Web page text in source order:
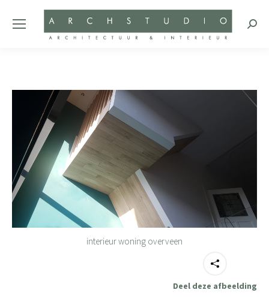
interieur woning overveen
Deel deze afbeelding